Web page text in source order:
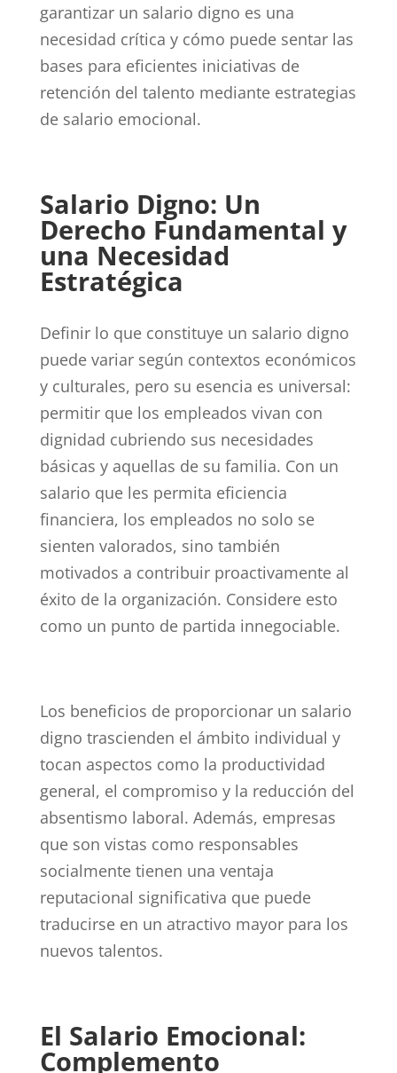
garantizar un salario digno es una
necesidad crítica y cómo puede sentar las
bases para eficientes iniciativas de
retención del talento mediante estrategias
de salario emocional.
Salario Digno: Un
Derecho Fundamental y
una Necesidad
Estratégica
Definir lo que constituye un salario digno
puede variar según contextos económicos
y culturales, pero su esencia es universal:
permitir que los empleados vivan con
dignidad cubriendo sus necesidades
básicas y aquellas de su familia. Con un
salario que les permita eficiencia
financiera, los empleados no solo se
sienten valorados, sino también
motivados a contribuir proactivamente al
éxito de la organización. Considere esto
como un punto de partida innegociable.
Los beneficios de proporcionar un salario
digno trascienden el ámbito individual y
tocan aspectos como la productividad
general, el compromiso y la reducción del
absentismo laboral. Además, empresas
que son vistas como responsables
socialmente tienen una ventaja
reputacional significativa que puede
traducirse en un atractivo mayor para los
nuevos talentos.
El Salario Emocional:
Complemento